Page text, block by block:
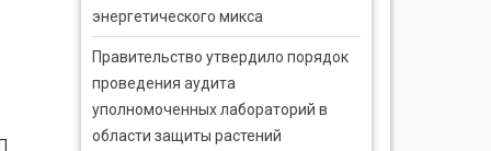
энергетического микса
Правительство утвердило порядок
проведения аудита
уполномоченных лабораторий в
области защиты растений